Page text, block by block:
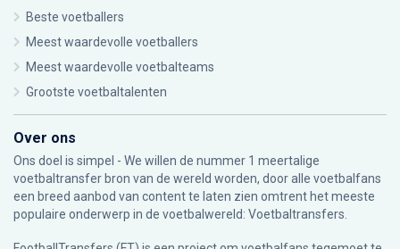
Beste voetballers
Meest waardevolle voetballers
Meest waardevolle voetbalteams
Grootste voetbaltalenten
Over ons
Ons doel is simpel - We willen de nummer 1 meertalige
voetbaltransfer bron van de wereld worden, door alle voetbalfans
een breed aanbod van content te laten zien omtrent het meeste
populaire onderwerp in de voetbalwereld: Voetbaltransfers.